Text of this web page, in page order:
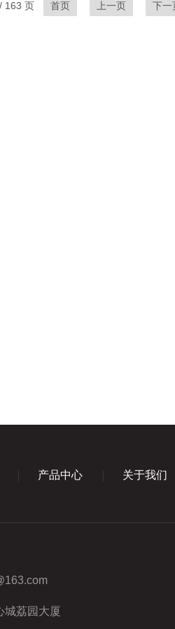
163 页 首页 上一页 下一
产品中心 关于我们
城荔园大厦